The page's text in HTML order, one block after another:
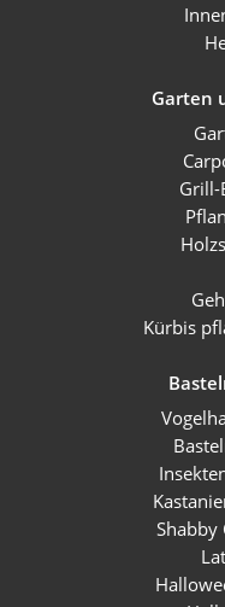
Garten
Grill-
Kürbis
Shabby